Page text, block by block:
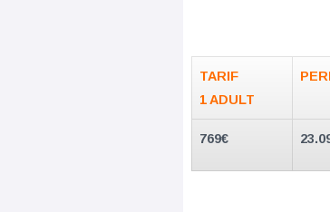
TARIF
1 ADULT
769€